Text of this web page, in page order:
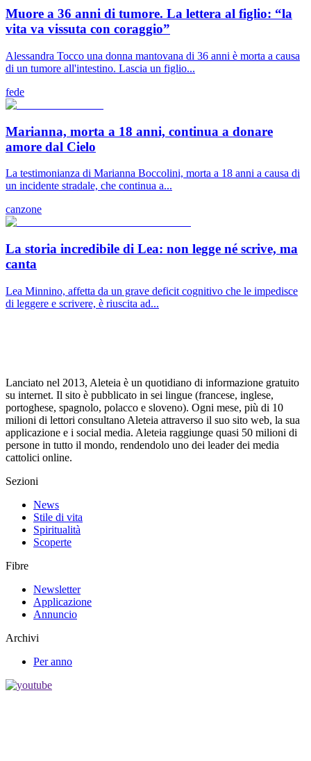
Muore a 36 anni di tumore. La lettera al figlio: “la
vita va vissuta con coraggio”
Alessandra Tocco una donna mantovana di 36 anni è morta a causa
di un tumore all'intestino. Lascia un figlio...
fede
Marianna, morta a 18 anni, continua a donare
amore dal Cielo
La testimonianza di Marianna Boccolini, morta a 18 anni a causa di
un incidente stradale, che continua a...
canzone
La storia incredibile di Lea: non legge né scrive, ma
canta
Lea Minnino, affetta da un grave deficit cognitivo che le impedisce
di leggere e scrivere, è riuscita ad...
Lanciato nel 2013, Aleteia è un quotidiano di informazione gratuito
su internet. Il sito è pubblicato in sei lingue (francese, inglese,
portoghese, spagnolo, polacco e sloveno). Ogni mese, più di 10
milioni di lettori consultano Aleteia attraverso il suo sito web, la sua
applicazione e i social media. Aleteia raggiunge quasi 50 milioni di
persone in tutto il mondo, rendendolo uno dei leader dei media
cattolici online.
Sezioni
News
Stile di vita
Spiritualità
Scoperte
Fibre
Newsletter
Applicazione
Annuncio
Archivi
Per anno